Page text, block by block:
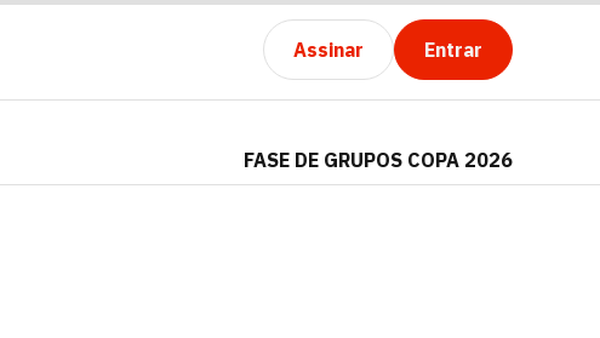
Assinar Entrar
FASE DE GRUPOS COPA 2026